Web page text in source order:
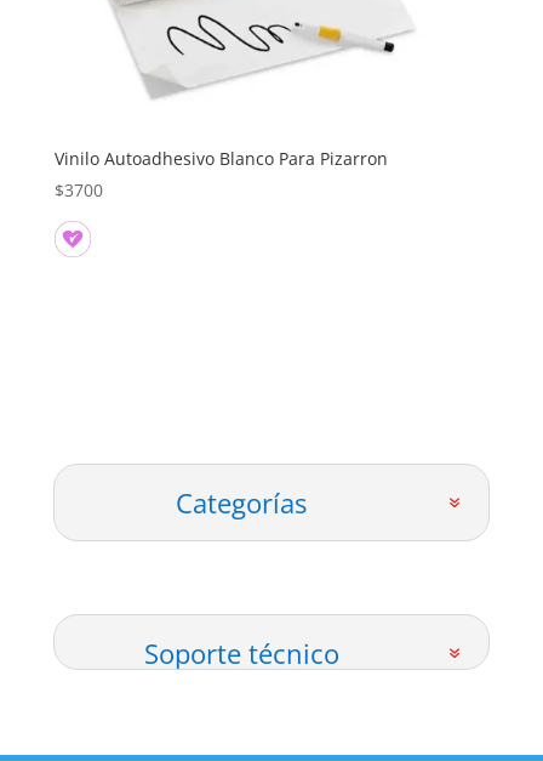
Vinilo Autoadhesivo Blanco Para Pizarron
$3700
Categorías
Soporte técnico